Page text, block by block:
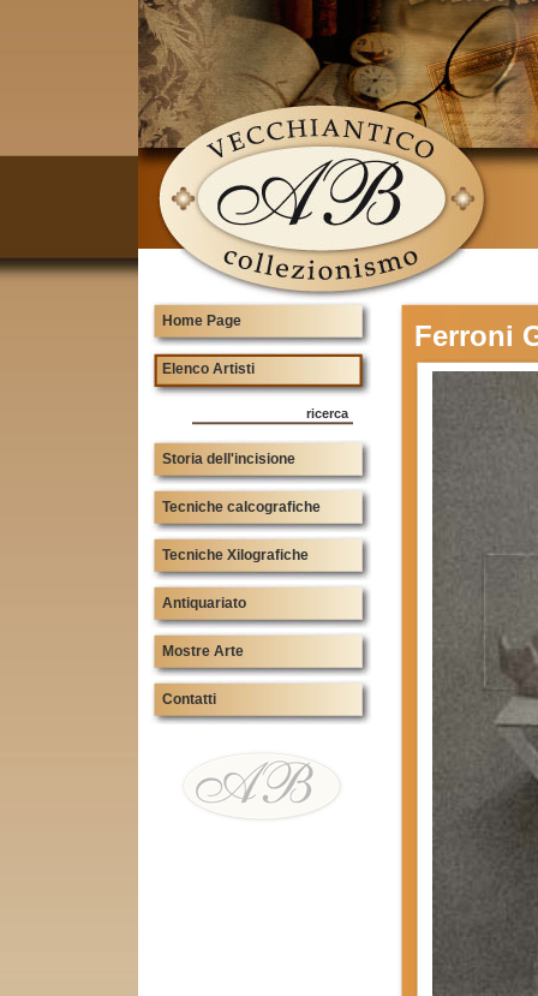
Home Page
Elenco Artisti
ricerca
Storia dell'incisione
Tecniche calcografiche
Tecniche Xilografiche
Antiquariato
Mostre Arte
Contatti
Ferroni